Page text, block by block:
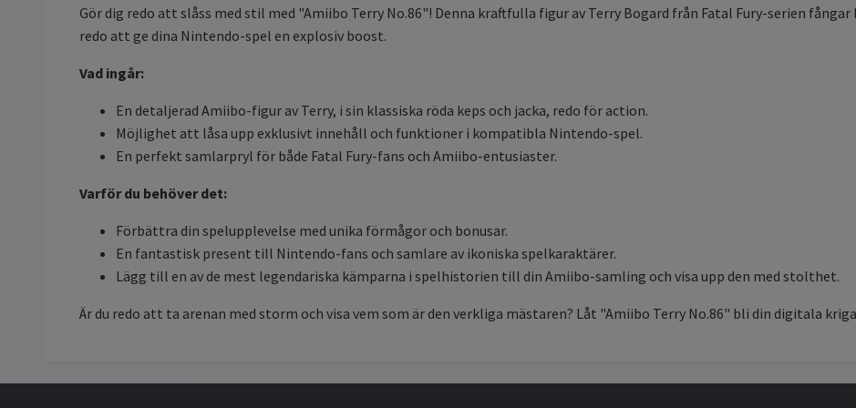
Gör dig redo att slåss med stil med "Amiibo Terry No.86"! Denna kraftfulla figur av Terry Bogard från Fatal Fury-serien
redo att ge dina Nintendo-spel en explosiv boost.
Vad ingår:
En detaljerad Amiibo-figur av Terry, i sin klassiska röda keps och jacka, redo för action.
Möjlighet att låsa upp exklusivt innehåll och funktioner i kompatibla Nintendo-spel.
En perfekt samlarpryl för både Fatal Fury-fans och Amiibo-entusiaster.
Varför du behöver det:
Förbättra din spelupplevelse med unika förmågor och bonusar.
En fantastisk present till Nintendo-fans och samlare av ikoniska spelkaraktärer.
Lägg till en av de mest legendariska kämparna i spelhistorien till din Amiibo-samling och visa upp den med stolthet.
Är du redo att ta arenan med storm och visa vem som är den verkliga mästaren? Låt "Amiibo Terry No.86" bli din digitala